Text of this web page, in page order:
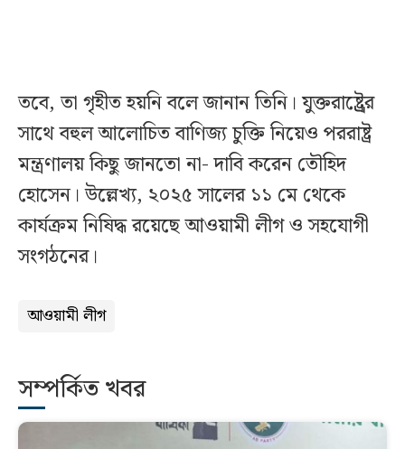
তবে, তা গৃহীত হয়নি বলে জানান তিনি। যুক্তরাষ্ট্র্রের
সাথে বহুল আলোচিত বাণিজ্য চুক্তি নিয়েও পররাষ্ট্র
মন্ত্রণালয় কিছু জানতো না- দাবি করেন তৌহিদ
হোসেন। উল্লেখ্য, ২০২৫ সালের ১১ মে থেকে
কার্যক্রম নিষিদ্ধ রয়েছে আওয়ামী লীগ ও সহযোগী
সংগঠনের।
আওয়ামী লীগ
সম্পর্কিত খবর